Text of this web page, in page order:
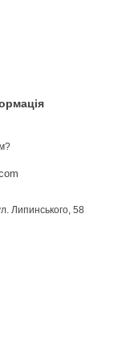
Липинського, 58